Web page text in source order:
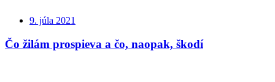
9. júla 2021
Čo žilám prospieva a čo, naopak, škodí